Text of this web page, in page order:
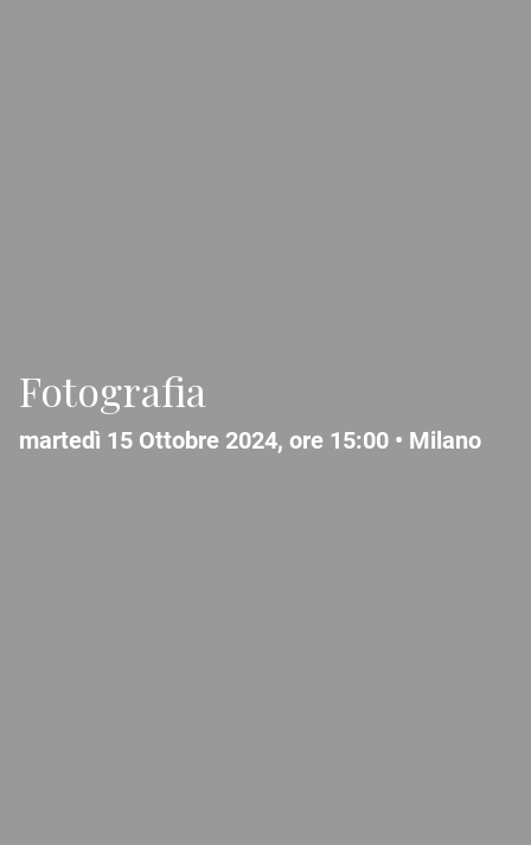
Fotografia
martedì 15 Ottobre 2024, ore 15:00 • Milano